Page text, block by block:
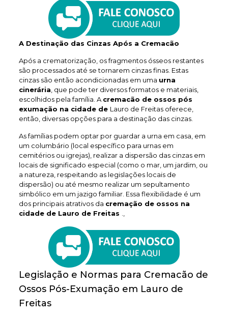
A Destinação das Cinzas Após a Cremacão
Após a crematorização, os fragmentos ósseos restantes
são processados até se tornarem cinzas finas. Estas
cinzas são então acondicionadas em uma urna
cinerária , que pode ter diversos formatos e materiais,
escolhidos pela família. A cremacão de ossos pós
exumação na cidade de Lauro de Freitas oferece,
então, diversas opções para a destinação das cinzas.
As famílias podem optar por guardar a urna em casa, em
um columbário (local específico para urnas em
cemitérios ou igrejas), realizar a dispersão das cinzas em
locais de significado especial (como o mar, um jardim, ou
a natureza, respeitando as legislações locais de
dispersão) ou até mesmo realizar um sepultamento
simbólico em um jazigo familiar. Essa flexibilidade é um
dos principais atrativos da cremação de ossos na
cidade de Lauro de Freitas
Legislação e Normas para Cremacão de
Ossos Pós-Exumação em Lauro de
Freitas